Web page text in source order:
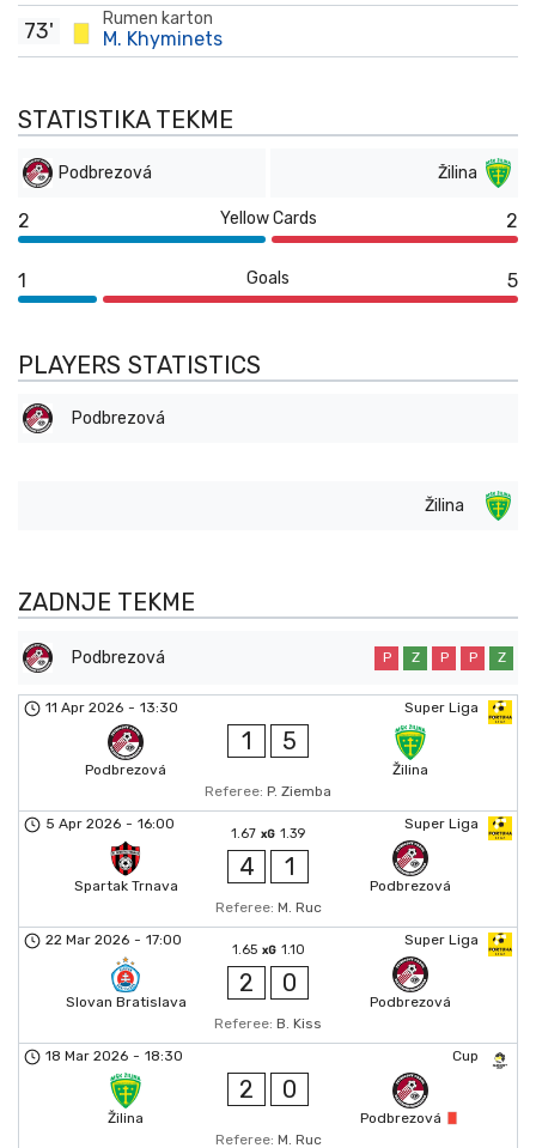
Rumen karton
M. Khyminets
73'
STATISTIKA TEKME
Podbrezová Žilina
2 Yellow Cards 2
1 Goals 5
PLAYERS STATISTICS
Podbrezová
Žilina
ZADNJE TEKME
Podbrezová P Z P P Z
Super Liga
11 Apr 2026 - 13:30
Podbrezová
1 5
Žilina
Referee: P. Ziemba
Super Liga
5 Apr 2026 - 16:00
Spartak Trnava
1.67 xG 1.39
4 1
Podbrezová
Referee: M. Ruc
Super Liga
22 Mar 2026 - 17:00
Slovan Bratislava
1.65 xG 1.10
2 0
Podbrezová
Referee: B. Kiss
Cup
18 Mar 2026 - 18:30
Žilina
2 0
Podbrezová
Referee: M. Ruc